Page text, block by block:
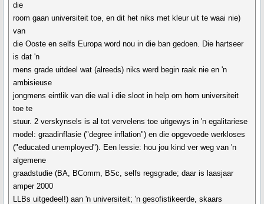
die
room gaan universiteit toe, en dit het niks met kleur uit te waai nie)
van
die Ooste en selfs Europa word nou in die ban gedoen. Die hartseer
is dat 'n
mens grade uitdeel wat (alreeds) niks werd begin raak nie en 'n
ambisieuse
jongmens eintlik van die wal i die sloot in help om hom universiteit
toe te
stuur. 2 verskynsels is al tot vervelens toe uitgewys in 'n egalitariese
model: graadinflasie ("degree inflation") en die opgevoede werkloses
("educated unemployed"). Een lessie: hou jou kind ver weg van 'n
algemene
graadstudie (BA, BComm, BSc, selfs regsgrade; daar is laasjaar
amper 2000
LLBs uitgedeel!) aan 'n universiteit; 'n gesofistikeerde, skaars